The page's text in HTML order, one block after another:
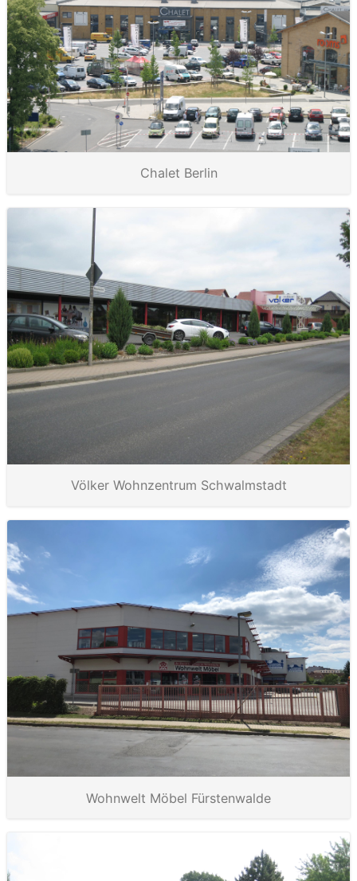
Chalet Berlin
Völker Wohnzentrum Schwalmstadt
Wohnwelt Möbel Fürstenwalde